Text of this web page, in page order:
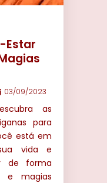
Estar
03/09/2023
as
para
está em
vida e
de forma
e magias